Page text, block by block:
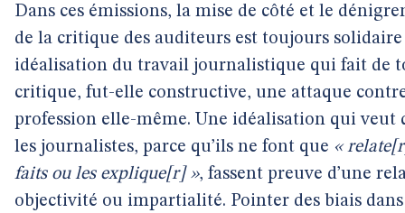
Dans ces émissions, la mise de côté et le
de la critique des auditeurs est toujours solidaire
idéalisation du travail journalistique qui fait de
critique, fut-elle constructive, une attaque
profession elle-même. Une idéalisation qui veut
les journalistes, parce qu’ils ne font que «
faits ou les explique[r] », fassent preuve d’une
objectivité ou impartialité. Pointer des biais